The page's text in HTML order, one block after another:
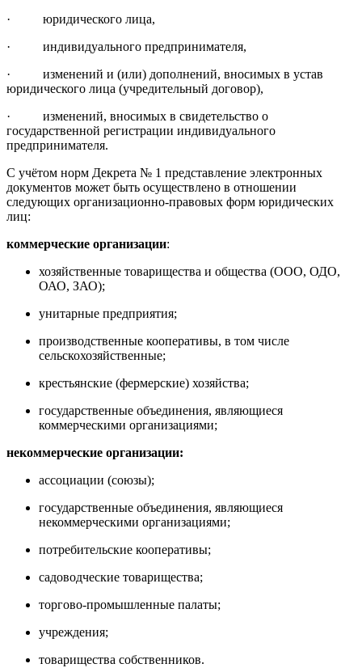
· юридического лица,
· индивидуального предпринимателя,
· изменений и (или) дополнений, вносимых в устав
юридического лица (учредительный договор),
· изменений, вносимых в свидетельство о
государственной регистрации индивидуального
предпринимателя.
С учётом норм Декрета № 1 представление электронных
документов может быть осуществлено в отношении
следующих организационно-правовых форм юридических
лиц:
коммерческие организации:
хозяйственные товарищества и общества (ООО, ОДО,
ОАО, ЗАО);
унитарные предприятия;
производственные кооперативы, в том числе
сельскохозяйственные;
крестьянские (фермерские) хозяйства;
государственные объединения, являющиеся
коммерческими организациями;
некоммерческие организации:
ассоциации (союзы);
государственные объединения, являющиеся
некоммерческими организациями;
потребительские кооперативы;
садоводческие товарищества;
торгово-промышленные палаты;
учреждения;
товарищества собственников.